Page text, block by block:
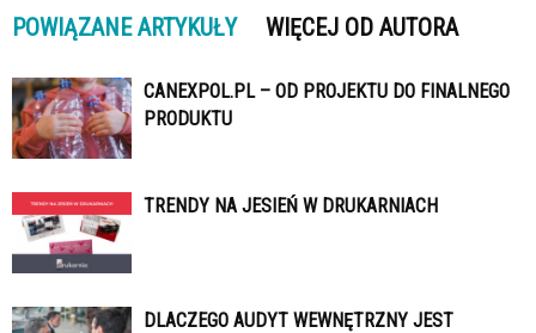
POWIĄZANE ARTYKUŁY WIĘCEJ OD AUTORA
CANEXPOL.PL – OD PROJEKTU DO FINALNEGO
PRODUKTU
TRENDY NA JESIEŃ W DRUKARNIACH
DLACZEGO AUDYT WEWNĘTRZNY JEST